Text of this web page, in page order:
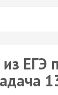
ЕГЭ